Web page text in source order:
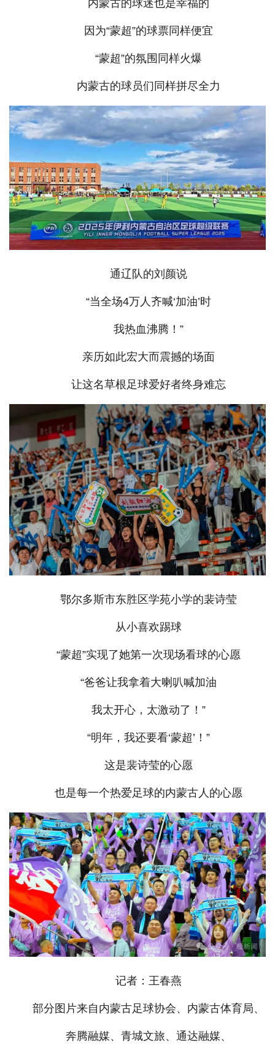
内蒙古的球迷也是幸福的
因为“蒙超”的球票同样便宜
“蒙超”的氛围同样火爆
内蒙古的球员们同样拼尽全力
通辽队的刘颜说
“当全场4万人齐喊‘加油’时
我热血沸腾！”
亲历如此宏大而震撼的场面
让这名草根足球爱好者终身难忘
鄂尔多斯市东胜区学苑小学的裴诗莹
从小喜欢踢球
“蒙超”实现了她第一次现场看球的心愿
“爸爸让我拿着大喇叭喊加油
我太开心，太激动了！”
“明年，我还要看‘蒙超’！”
这是裴诗莹的心愿
也是每一个热爱足球的内蒙古人的心愿
记者：王春燕
部分图片来自内蒙古足球协会、内蒙古体育局、
奔腾融媒、青城文旅、通达融媒、